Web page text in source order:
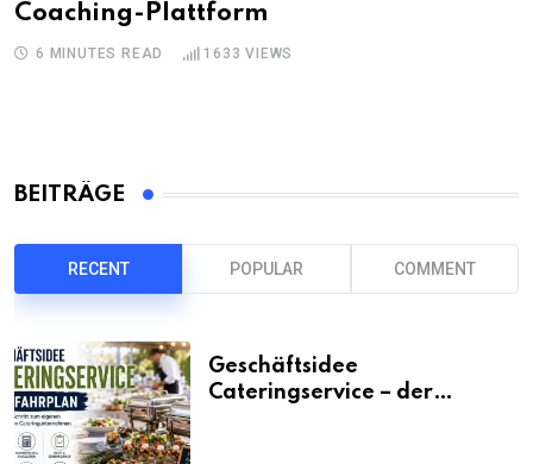
Coaching-Plattform
6 MINUTES READ 1633 VIEWS
BEITRÄGE
RECENT POPULAR COMMENT
Geschäftsidee
Cateringservice – der